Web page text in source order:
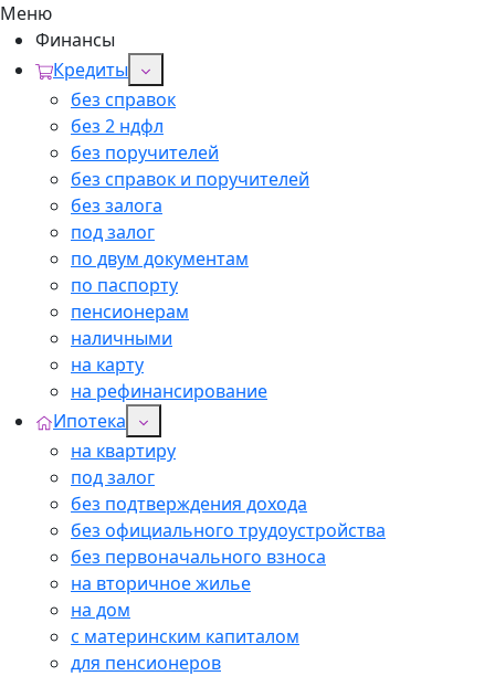
Меню
Финансы
Кредиты
без справок
без 2 ндфл
без поручителей
без справок и поручителей
без залога
под залог
по двум документам
по паспорту
пенсионерам
наличными
на карту
на рефинансирование
Ипотека
на квартиру
под залог
без подтверждения дохода
без официального трудоустройства
без первоначального взноса
на вторичное жилье
на дом
с материнским капиталом
для пенсионеров